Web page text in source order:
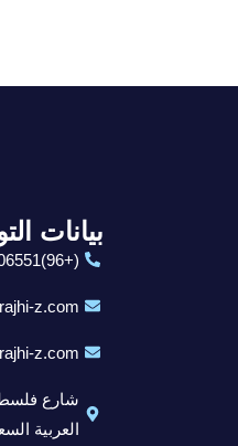
بيانات
(+96)6560506551
z.com
z.com
شارع
العربية